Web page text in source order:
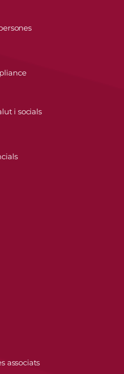
pròpies i de
vostres preferències,
i socials
associats